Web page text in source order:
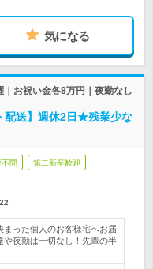
気になる
お祝い金各8万円｜夜勤なし
配送】週休2日★残業少な
問 第二新卒歓迎
まった個人のお客様宅へお届
や夜勤は一切なし！先輩の半